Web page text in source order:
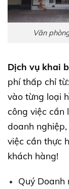
Văn
Dịch vụ khai
phí thấp chỉ
vào từng loại
công việc cần
doanh
việc cần thực
khách hàng!
Quý Doanh